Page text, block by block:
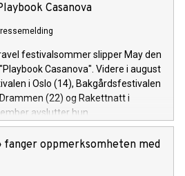
Casanova
festivalsommer slipper May den
Casanova". Videre i august
i Oslo (14), Bakgårdsfestivalen
(22) og Rakettnatt i
avslutter hun
i Ålesund.
oppmerksomheten med